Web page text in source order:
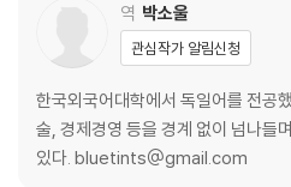
역 박소울
관심작가 알림신청
한국외국어대학에서 독일어를 전공
술, 경제경영 등을 경계 없이 넘나들
있다. bluetints@gmail.com